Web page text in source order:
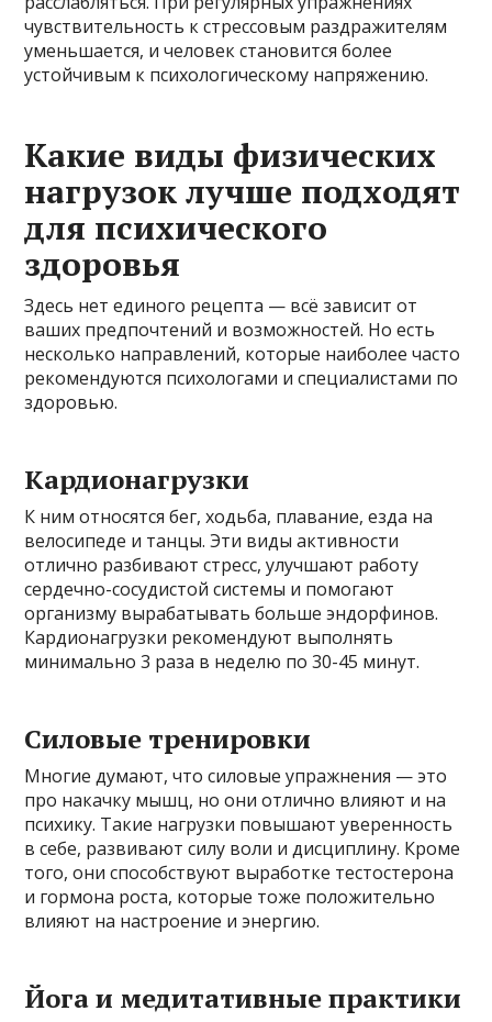
чувствительность к стрессовым раздражителям
уменьшается, и человек становится более
устойчивым к психологическому напряжению.
Какие виды физических
нагрузок лучше подходят
для психического
здоровья
Здесь нет единого рецепта — всё зависит от
ваших предпочтений и возможностей. Но есть
несколько направлений, которые наиболее часто
рекомендуются психологами и специалистами по
здоровью.
Кардионагрузки
К ним относятся бег, ходьба, плавание, езда на
велосипеде и танцы. Эти виды активности
отлично разбивают стресс, улучшают работу
сердечно-сосудистой системы и помогают
организму вырабатывать больше эндорфинов.
Кардионагрузки рекомендуют выполнять
минимально 3 раза в неделю по 30-45 минут.
Силовые тренировки
Многие думают, что силовые упражнения — это
про накачку мышц, но они отлично влияют и на
психику. Такие нагрузки повышают уверенность
в себе, развивают силу воли и дисциплину. Кроме
того, они способствуют выработке тестостерона
и гормона роста, которые тоже положительно
влияют на настроение и энергию.
Йога и медитативные практики